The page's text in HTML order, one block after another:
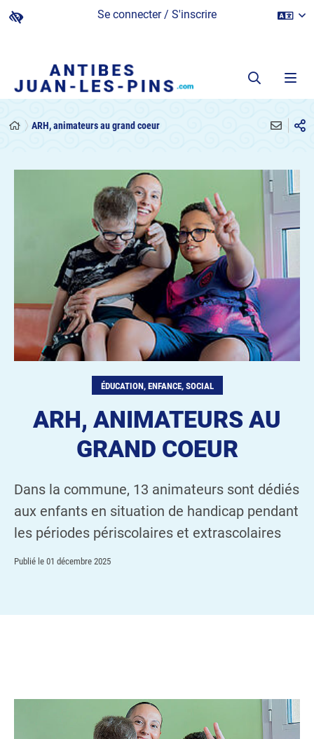
Se connecter / S'inscrire
ARH, animateurs au grand coeur
ÉDUCATION, ENFANCE, SOCIAL
ARH, ANIMATEURS AU
GRAND COEUR
Dans la commune, 13 animateurs sont dédiés
aux enfants en situation de handicap pendant
les périodes périscolaires et extrascolaires
Publié le 01 décembre 2025